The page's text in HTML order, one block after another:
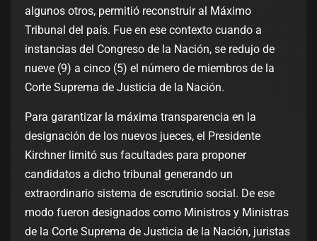
algunos otros, permitió reconstruir al Máximo
Tribunal del país. Fue en ese contexto cuando a
instancias del Congreso de la Nación, se redujo de
nueve (9) a cinco (5) el número de miembros de la
Corte Suprema de Justicia de la Nación.
Para garantizar la máxima transparencia en la
designación de los nuevos jueces, el Presidente
Kirchner limitó sus facultades para proponer
candidatos a dicho tribunal generando un
extraordinario sistema de escrutinio social. De ese
modo fueron designados como Ministros y Ministras
de la Corte Suprema de Justicia de la Nación, juristas